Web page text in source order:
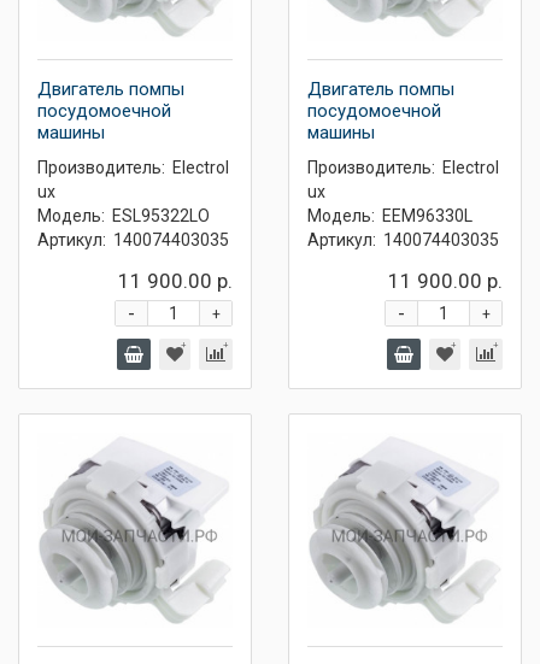
Двигатель помпы
посудомоечной
машины
Производитель: Electrol
ux
Модель: ESL95322LO
Артикул: 140074403035
11 900.00 р.
+
-
Двигатель помпы
посудомоечной
машины
Производитель: Electrol
ux
Модель: EEM96330L
Артикул: 140074403035
11 900.00 р.
+
-